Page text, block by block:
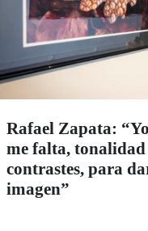
Rafael Zapata:
me falta, tonalidad
contrastes, para
imagen”